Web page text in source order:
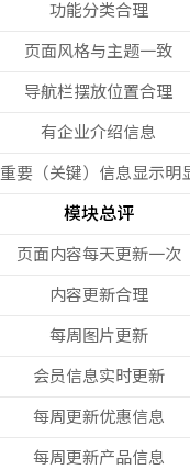
功能分类合理
页面风格与主题一致
导航栏摆放位置合理
有企业介绍信息
重要（关键）信息显示明
模块总评
页面内容每天更新一次
内容更新合理
每周图片更新
会员信息实时更新
每周更新优惠信息
每周更新产品信息